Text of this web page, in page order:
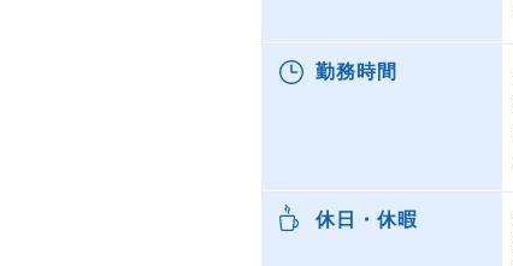
勤務時間
休日・休暇